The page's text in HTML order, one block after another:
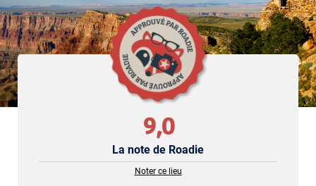
9,0
La note de Roadie
Noter ce lieu